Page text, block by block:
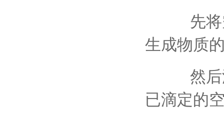
先将空
生成物质
然后滴
已滴定的